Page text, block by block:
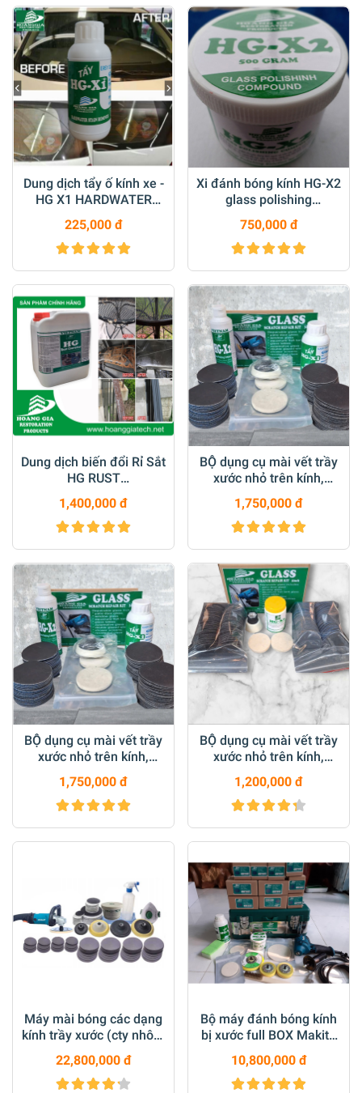
Dung dịch tẩy ố kính xe -
HG X1 HARDWATER
STAIN REMOVER for Car
250 ML
225,000 đ
Xi đánh bóng kính HG-X2
glass polishing
compount 500 gr
750,000 đ
Dung dịch biến đổi Rỉ Sắt
HG RUST
CONVERTER5000ML
1,400,000 đ
BỘ dụng cụ mài vết trầy
xước nhỏ trên kính,
gương loại 3inch M6
M14
1,750,000 đ
BỘ dụng cụ mài vết trầy
xước nhỏ trên kính,
gương loại 3inch M14
1,750,000 đ
BỘ dụng cụ mài vết trầy
xước nhỏ trên kính,
gương loại 2inch M14
1,200,000 đ
Máy mài bóng các dạng
kính trầy xước (cty nhôm
kính, chăm sóc xe, nhà
máy kính)
22,800,000 đ
Bộ máy đánh bóng kính
bị xước full BOX Makita
GV6010 M8
10,800,000 đ